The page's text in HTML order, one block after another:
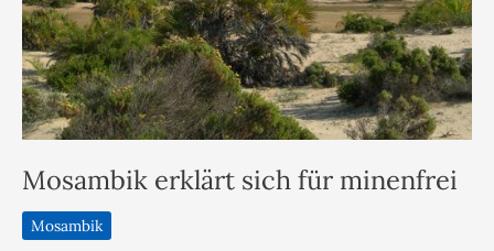
Mosambik erklärt sich für minenfrei
Mosambik